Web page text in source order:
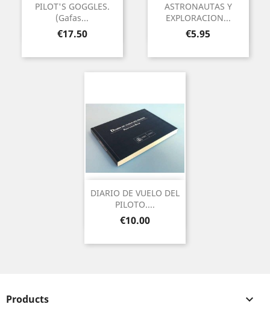
PILOT'S GOGGLES.
(Gafas...
Price
€17.50
ASTRONAUTAS Y
EXPLORACION...
Price
€5.95
DIARIO DE VUELO DEL
PILOTO....
Price
€10.00
Products 